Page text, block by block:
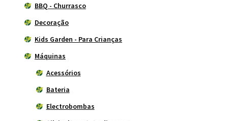
BBQ - Churrasco
Decoração
Kids Garden - Para Crianças
Máquinas
Acessórios
Bateria
Electrobombas